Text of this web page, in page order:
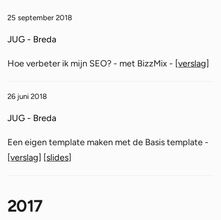
25 september 2018
JUG - Breda
Hoe verbeter ik mijn SEO? - met BizzMix - [verslag]
26 juni 2018
JUG - Breda
Een eigen template maken met de Basis template -
[verslag] [slides]
2017